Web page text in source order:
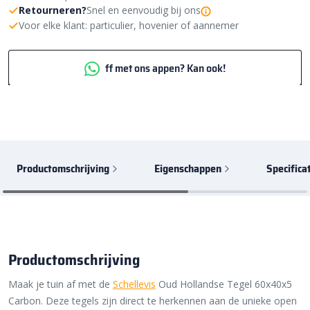
Retourneren?Snel en eenvoudig bij ons
Voor elke klant: particulier, hovenier of aannemer
ff met ons appen? Kan ook!
Productomschrijving Eigenschappen
Productomschrijving
Maak je tuin af met de Schellevis Oud Hollandse Tegel 60x40x5
Carbon. Deze tegels zijn direct te herkennen aan de unieke open